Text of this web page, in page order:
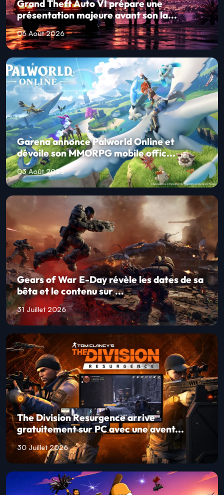
Grand Theft Auto VI prépare une
présentation majeure avant son la...
06 Août 2026
Garena annonce Palworld Online et
dévoile son MMORPG mobile offic...
03 Août 2026
Gears of War E-Day révèle les dates de sa
bêta et le contenu sur ...
31 Juillet 2026
The Division Resurgence arrive
gratuitement sur PC avec une avent...
30 Juillet 2026